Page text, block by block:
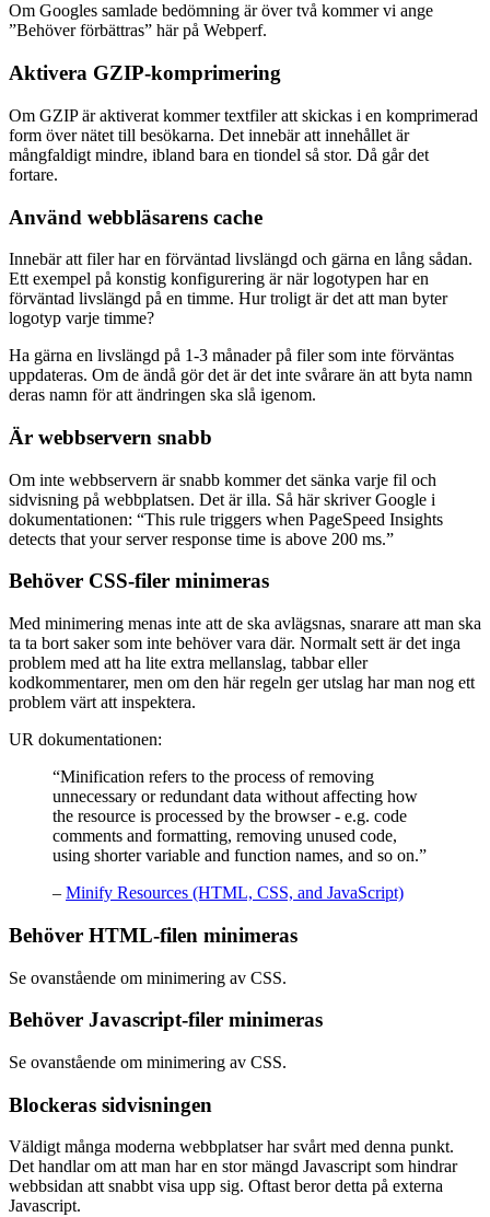
Om Googles samlade bedömning är över två kommer vi ange
”Behöver förbättras” här på Webperf.
Aktivera GZIP-komprimering
Om GZIP är aktiverat kommer textfiler att skickas i en komprimerad
form över nätet till besökarna. Det innebär att innehållet är
mångfaldigt mindre, ibland bara en tiondel så stor. Då går det
fortare.
Använd webbläsarens cache
Innebär att filer har en förväntad livslängd och gärna en lång sådan.
Ett exempel på konstig konfigurering är när logotypen har en
förväntad livslängd på en timme. Hur troligt är det att man byter
logotyp varje timme?
Ha gärna en livslängd på 1-3 månader på filer som inte förväntas
uppdateras. Om de ändå gör det är det inte svårare än att byta namn
deras namn för att ändringen ska slå igenom.
Är webbservern snabb
Om inte webbservern är snabb kommer det sänka varje fil och
sidvisning på webbplatsen. Det är illa. Så här skriver Google i
dokumentationen: “This rule triggers when PageSpeed Insights
detects that your server response time is above 200 ms.”
Behöver CSS-filer minimeras
Med minimering menas inte att de ska avlägsnas, snarare att man ska
ta ta bort saker som inte behöver vara där. Normalt sett är det inga
problem med att ha lite extra mellanslag, tabbar eller
kodkommentarer, men om den här regeln ger utslag har man nog ett
problem värt att inspektera.
UR dokumentationen:
“Minification refers to the process of removing
unnecessary or redundant data without affecting how
the resource is processed by the browser - e.g. code
comments and formatting, removing unused code,
using shorter variable and function names, and so on.”
– Minify Resources (HTML, CSS, and JavaScript)
Behöver HTML-filen minimeras
Se ovanstående om minimering av CSS.
Behöver Javascript-filer minimeras
Se ovanstående om minimering av CSS.
Blockeras sidvisningen
Väldigt många moderna webbplatser har svårt med denna punkt.
Det handlar om att man har en stor mängd Javascript som hindrar
webbsidan att snabbt visa upp sig. Oftast beror detta på externa
Javascript.